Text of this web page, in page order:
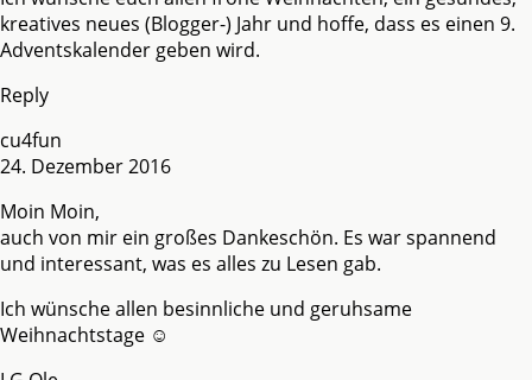
kreatives neues (Blogger-) Jahr und hoffe, dass es einen 9.
Adventskalender geben wird.
Reply
cu4fun
24. Dezember 2016
Moin Moin,
auch von mir ein großes Dankeschön. Es war spannend
und interessant, was es alles zu Lesen gab.
Ich wünsche allen besinnliche und geruhsame
Weihnachtstage ☺